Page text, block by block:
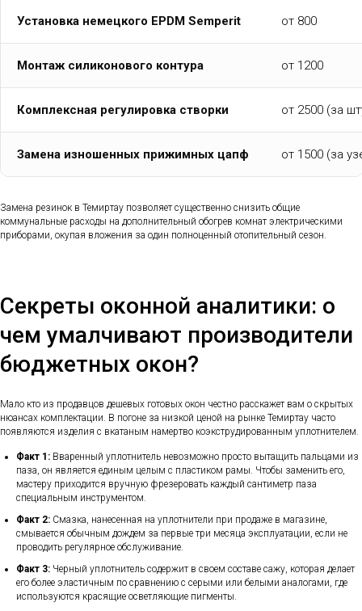
Установка немецкого EPDM Semperit от 800
Монтаж силиконового контура от 1200
Комплексная регулировка створки от 2500 (за
Замена изношенных прижимных цапф от 1500 (за
Замена резинок в Темиртау позволяет существенно снизить общие
коммунальные расходы на дополнительный обогрев комнат электрическими
приборами, окупая вложения за один полноценный отопительный сезон.
Секреты оконной аналитики: о
чем умалчивают производители
бюджетных окон?
Мало кто из продавцов дешевых готовых окон честно расскажет вам о скрытых
нюансах комплектации. В погоне за низкой ценой на рынке Темиртау часто
появляются изделия с вкатаным намертво коэкструдированным уплотнителем.
Факт 1: Вваренный уплотнитель невозможно просто вытащить пальцами из
паза, он является единым целым с пластиком рамы. Чтобы заменить его,
мастеру приходится вручную фрезеровать каждый сантиметр паза
специальным инструментом.
Факт 2: Смазка, нанесенная на уплотнители при продаже в магазине,
смывается обычным дождем за первые три месяца эксплуатации, если не
проводить регулярное обслуживание.
Факт 3: Черный уплотнитель содержит в своем составе сажу, которая делает
его более эластичным по сравнению с серыми или белыми аналогами, где
используются красящие осветляющие пигменты.